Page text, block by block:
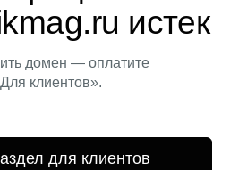
истек
домен — оплатите
клиентов».
для клиентов